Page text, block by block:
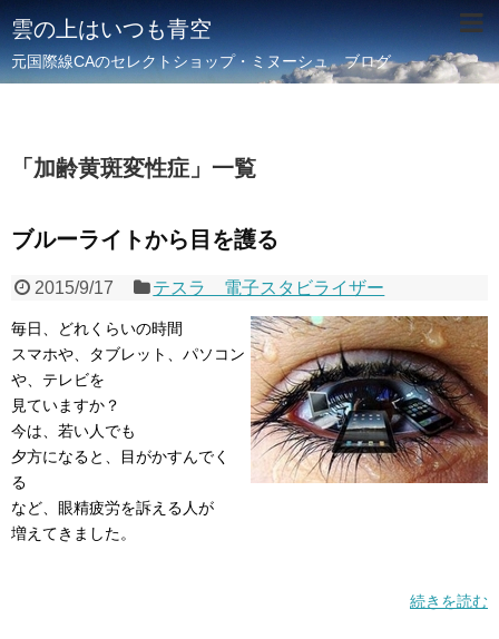
雲の上はいつも青空
元国際線CAのセレクトショップ・ミヌーシュ ブログ
「 加齢黄斑変性症 」 一覧
ブルーライトから目を護る
2015/9/17 テスラ 電子スタビライザー
毎日、どれくらいの時間
スマホや、タブレット、パソコン
や、テレビを
見ていますか？
今は、若い人でも
夕方になると、目がかすんでく
る
など、眼精疲労を訴える人が
増えてきました。
続きを読む